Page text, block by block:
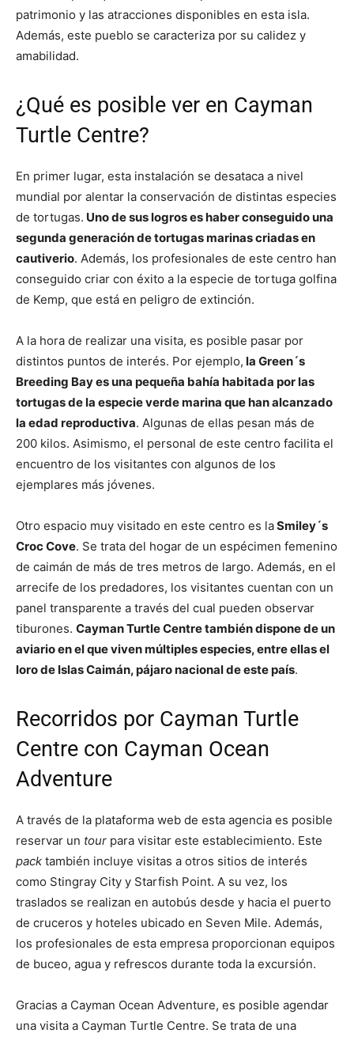
patrimonio y las atracciones disponibles en esta isla.
Además, este pueblo se caracteriza por su calidez y
amabilidad.
¿Qué es posible ver en Cayman
Turtle Centre?
En primer lugar, esta instalación se desataca a nivel
mundial por alentar la conservación de distintas especies
de tortugas. Uno de sus logros es haber conseguido una
segunda generación de tortugas marinas criadas en
cautiverio. Además, los profesionales de este centro han
conseguido criar con éxito a la especie de tortuga golfina
de Kemp, que está en peligro de extinción.
A la hora de realizar una visita, es posible pasar por
distintos puntos de interés. Por ejemplo, la Green´s
Breeding Bay es una pequeña bahía habitada por las
tortugas de la especie verde marina que han alcanzado
la edad reproductiva. Algunas de ellas pesan más de
200 kilos. Asimismo, el personal de este centro facilita el
encuentro de los visitantes con algunos de los
ejemplares más jóvenes.
Otro espacio muy visitado en este centro es laSmiley´s
Croc Cove. Se trata del hogar de un espécimen femenino
de caimán de más de tres metros de largo. Además, en el
arrecife de los predadores, los visitantes cuentan con un
panel transparente a través del cual pueden observar
tiburones. Cayman Turtle Centre también dispone de un
aviario en el que viven múltiples especies, entre ellas el
loro de Islas Caimán, pájaro nacional de este país.
Recorridos por Cayman Turtle
Centre con Cayman Ocean
Adventure
A través de la plataforma web de esta agencia es posible
reservar un tour para visitar este establecimiento. Este
pack también incluye visitas a otros sitios de interés
como Stingray City y Starfish Point. A su vez, los
traslados se realizan en autobús desde y hacia el puerto
de cruceros y hoteles ubicado en Seven Mile. Además,
los profesionales de esta empresa proporcionan equipos
de buceo, agua y refrescos durante toda la excursión.
Gracias a Cayman Ocean Adventure, es posible agendar
una visita a Cayman Turtle Centre. Se trata de una